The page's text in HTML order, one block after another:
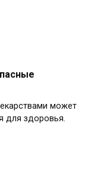
может
для здоровья.